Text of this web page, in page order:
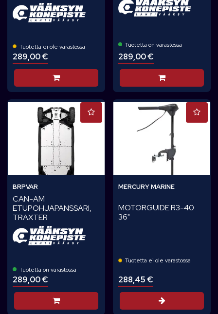
Tuotetta ei ole varastossa
289,00 €
Lisää koriin
Tuotetta on varastossa
289,00 €
Lisää koriin
BRPVAR
CAN-AM
ETUPOHJAPANSSARI,
TRAXTER
Tuotetta on varastossa
289,00 €
Lisää koriin
MERCURY MARINE
MOTORGUIDE R3-40
36"
Tuotetta ei ole varastossa
288,45 €
Valitse